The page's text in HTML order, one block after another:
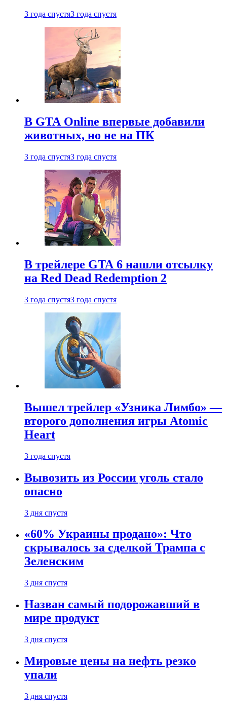
3 года спустя3 года спустя
В GTA Online впервые добавили
животных, но не на ПК
3 года спустя3 года спустя
В трейлере GTA 6 нашли отсылку
на Red Dead Redemption 2
3 года спустя3 года спустя
Вышел трейлер «Узника Лимбо» —
второго дополнения игры Atomic
Heart
3 года спустя
Вывозить из России уголь стало
опасно
3 дня спустя
«60% Украины продано»: Что
скрывалось за сделкой Трампа с
Зеленским
3 дня спустя
Назван самый подорожавший в
мире продукт
3 дня спустя
Мировые цены на нефть резко
упали
3 дня спустя